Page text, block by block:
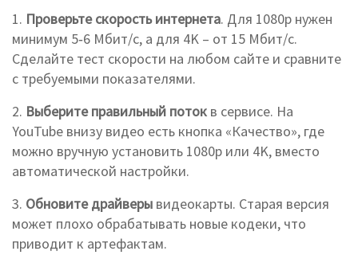
1. Проверьте скорость интернета. Для 1080p нужен
минимум 5‑6 Мбит/с, а для 4K – от 15 Мбит/с.
Сделайте тест скорости на любом сайте и сравните
с требуемыми показателями.
2. Выберите правильный поток в сервисе. На
YouTube внизу видео есть кнопка «Качество», где
можно вручную установить 1080p или 4K, вместо
автоматической настройки.
3. Обновите драйверы видеокарты. Старая версия
может плохо обрабатывать новые кодеки, что
приводит к артефактам.